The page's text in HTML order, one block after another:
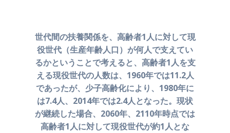
世代間の扶養関係を、高齢者1人に対して現
役世代 （生産年齢人口）が何人で支えてい
るかということで考えると、 高齢者1人を支
える現役世代の人数は、1960年では11.2人
であったが、少子高齢化により、1980年に
は7.4人、 2014年では2.4人となった。現状
が継続した場合、2060年、 2110年時点では
高齢者1人に対して現役世代が約1人とな